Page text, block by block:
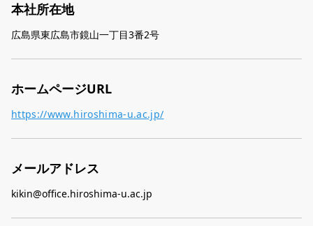
本社所在地
広島県東広島市鏡山一丁目3番2号
ホームページURL
https://www.hiroshima-u.ac.jp/
メールアドレス
kikin@office.hiroshima-u.ac.jp